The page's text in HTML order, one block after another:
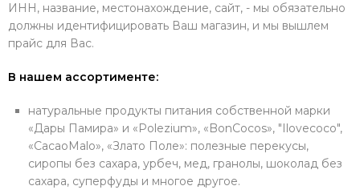
ИНН, название, местонахождение, сайт, - мы обязательно
должны идентифицировать Ваш магазин, и мы вышлем
прайс для Вас.
В нашем ассортименте:
натуральные продукты питания собственной марки
«Дары Памира» и «Polezium», «BonCocos», "Ilovecoco",
«CacaoMalo», «Злато Поле»: полезные перекусы,
сиропы без сахара, урбеч, мед, гранолы, шоколад без
сахара, суперфуды и многое другое.